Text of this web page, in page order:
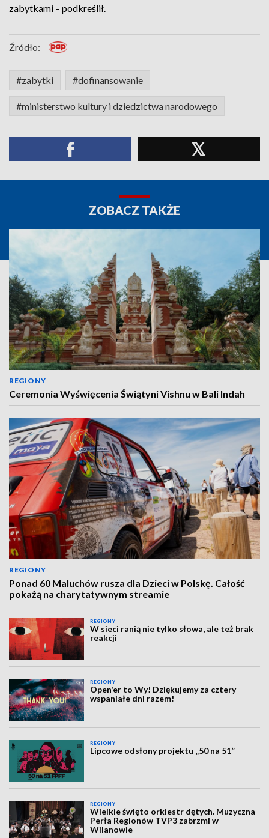
zabytkami – podkreślił.
Źródło:
#zabytki #dofinansowanie
#ministerstwo kultury i dziedzictwa narodowego
ZOBACZ TAKŻE
REGIONY
Ceremonia Wyświęcenia Świątyni Vishnu w Bali Indah
REGIONY
Ponad 60 Maluchów rusza dla Dzieci w Polskę. Całość
pokażą na charytatywnym streamie
REGIONY
W sieci ranią nie tylko słowa, ale też brak
reakcji
REGIONY
Open'er to Wy! Dziękujemy za cztery
wspaniałe dni razem!
REGIONY
Lipcowe odsłony projektu „50 na 51”
REGIONY
Wielkie święto orkiestr dętych. Muzyczna
Perła Regionów TVP3 zabrzmi w
Wilanowie